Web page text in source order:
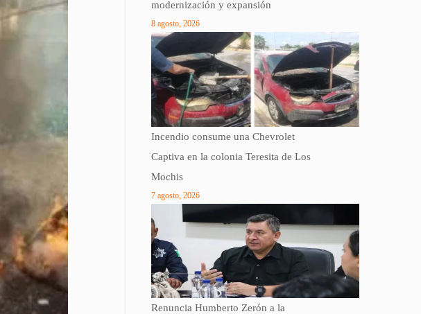
modernización y expansión
8 agosto, 2026
Incendio consume una Chevrolet
Captiva en la colonia Teresita de Los
Mochis
7 agosto, 2026
Renuncia Humberto Zerón a la